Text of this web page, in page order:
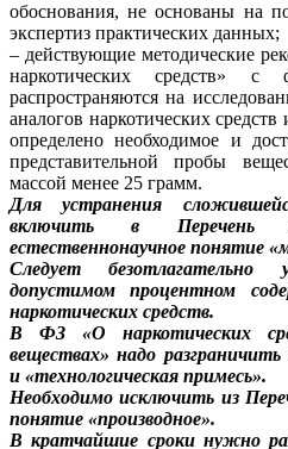
обоснования, не основаны на
экспертиз практических данных;
– действующие методические
наркотических средств»
распространяются на
аналогов наркотических
определено необходимое и
представительной пробы
массой менее 25 грамм.
Для устранения
включить в Перечень
естественнонаучное понятие
Следует безотлагательно
допустимом процентном
наркотических средств.
В ФЗ «О наркотических
веществах» надо
и «технологическая примесь».
Необходимо исключить из
понятие «производное».
В кратчайшие сроки нужно